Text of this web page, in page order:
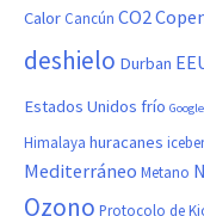
Calor Cancún CO2
deshielo Durban
Estados Unidos frío Google
Himalaya huracanes
Mediterráneo Metano
Ozono Protocolo de